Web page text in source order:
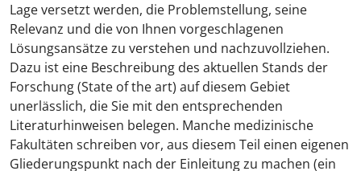
Lage versetzt werden, die Problemstellung, seine
Relevanz und die von Ihnen vorgeschlagenen
Lösungsansätze zu verstehen und nachzuvollziehen.
Dazu ist eine Beschreibung des aktuellen Stands der
Forschung (State of the art) auf diesem Gebiet
unerlässlich, die Sie mit den entsprechenden
Literaturhinweisen belegen. Manche medizinische
Fakultäten schreiben vor, aus diesem Teil einen eigenen
Gliederungspunkt nach der Einleitung zu machen (ein